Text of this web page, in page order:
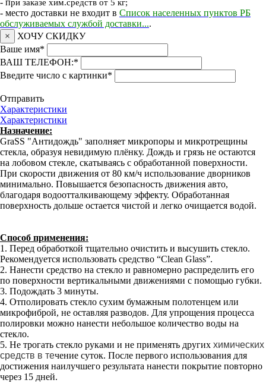
- при заказе хим.средств от 5 кг;
- место доставки не входит в Список населенных пунктов РБ
обслуживаемых службой доставки....
×
ХОЧУ СКИДКУ
Ваше имя*
ВАШ ТЕЛЕФОН:*
Введите число с картинки*
Отправить
Характеристики
Характеристики
Назначение:
GraSS "Антидождь" заполняет микропоры и микротрещины
стекла, образуя невидимую плёнку. Дождь и грязь не остаются
на лобовом стекле, скатываясь с обработанной поверхности.
При скорости движения от 80 км/ч использование дворников
минимально. Повышается безопасность движения авто,
благодаря водоотталкивающему эффекту. Обработанная
поверхность дольше остается чистой и легко очищается водой.
Способ применения:
1. Перед обработкой тщательно очистить и высушить стекло.
Рекомендуется использовать средство “Clean Glass”.
2. Нанести средство на стекло и равномерно распределить его
по поверхности вертикальными движениями с помощью губки.
3. Подождать 3 минуты.
4. Отполировать стекло сухим бумажным полотенцем или
микрофиброй, не оставляя разводов. Для упрощения процесса
полировки можно нанести небольшое количество воды на
стекло.
5. Не трогать стекло руками и не применять других химических
средств в течение суток. После первого использования для
достижения наилучшего результата нанести покрытие повторно
через 15 дней.